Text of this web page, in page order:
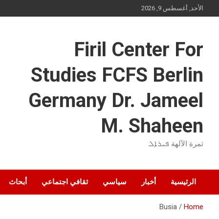
to
الأحد, أغسطس 9, 2026
Firil Center For
Studies FCFS Berlin
Germany Dr. Jameel
M. Shaheen
ثمرة الآلهة ܦܝܪܐܠ
الرئيسية أخبار سياسي ثقافي اجتماعي أبحاث
Home
Busia